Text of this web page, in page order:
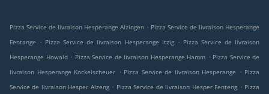
Pizza Service de livraison Hesperange Alzingen . Pizza Service de livraison Hesperange
Fentange
. Pizza Service de livraison Hesperange Itzig . Pizza Service de livraison
Hesperange Howald . Pizza Service de livraison Hesperange Hamm . Pizza Service de
livraison Hesperange Kockelscheuer . Pizza Service de livraison Hesperange . Pizza
Service de livraison Hesper Alzeng . Pizza Service de livraison Hesper Fenteng . Pizza